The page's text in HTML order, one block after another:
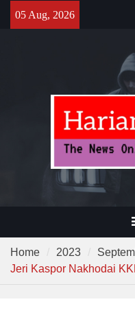
05 Aug, 2026
Home 2023
Jeri Kaspor Nakhodai